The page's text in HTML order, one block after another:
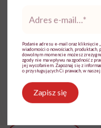
Ewelina
był bliski.
Polską
Zobacz
mail*
Podanie adresu e-mail oraz kliknięcie
wiadomości o nowościach,
dowolnym momencie możesz
zgody nie ma wpływu na zgodność z
jej wycofaniem. Zapoznaj się z
o przysługujących Ci prawach, w naszej
Zapisz się